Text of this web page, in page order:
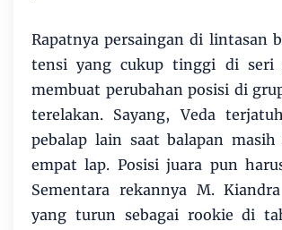
Rapatnya persaingan di lintasan
tensi yang cukup tinggi di seri
membuat perubahan posisi di
terelakan. Sayang, Veda
pebalap lain saat balapan masih
empat lap. Posisi juara pun
Sementara rekannya M.
yang turun sebagai rookie di